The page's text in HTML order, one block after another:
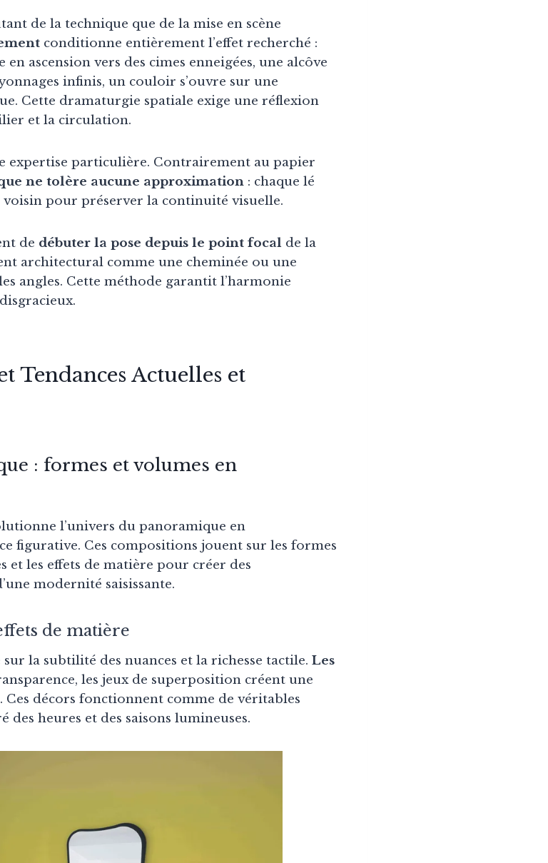
de la technique que de la mise en scène
conditionne entièrement l’effet recherché :
en ascension vers des cimes enneigées, une alcôve
infinis, un couloir s’ouvre sur une
Cette dramaturgie spatiale exige une réflexion
et la circulation.
expertise particulière. Contrairement au papier
ne tolère aucune approximation : chaque lé
voisin pour préserver la continuité visuelle.
de débuter la pose depuis le point focal de la
architectural comme une cheminée ou une
angles. Cette méthode garantit l’harmonie
Tendances Actuelles et
: formes et volumes en
l’univers du panoramique en
figurative. Ces compositions jouent sur les formes
et les effets de matière pour créer des
modernité saisissante.
de matière
la subtilité des nuances et la richesse tactile. Les
les jeux de superposition créent une
. Ces décors fonctionnent comme de véritables
heures et des saisons lumineuses.